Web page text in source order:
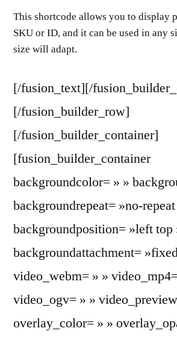
This shortcode allows you to display
SKU or ID, and it can be used in any
size will adapt.
[/fusion_text][/
[/fusion_builder_row]
[/fusion_builder_container]
[fusion_builder_container
backgroundcolor= » »
backgroundrepeat= »no-
backgroundposition= »left top
backgroundattachment=
video_webm= » »
video_ogv= » »
overlay_color= » »